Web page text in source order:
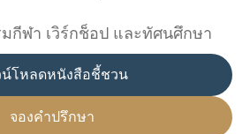
มกีฬา เวิร์กช็อป และทัศนศึกษา
น์โหลดหนังสือชี้ชวน
จองคำปรึกษา